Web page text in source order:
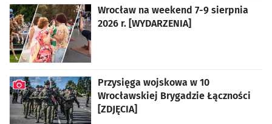
Wrocław na weekend 7-9 sierpnia
2026 r. [WYDARZENIA]
Przysięga wojskowa w 10
Wrocławskiej Brygadzie Łączności
[ZDJĘCIA]